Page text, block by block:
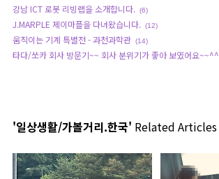
강남 ICT 로봇 리빙랩을 소개합니다. (6)
J.MARPLE 제이마플을 다녀왔습니다. (12)
움직이는 기계 특별전 - 과천과학관 (14)
타다/쏘카 회사 방문기~~ 회사 분위기가 좋아 보였어요~~^^
'일상생활/가볼거리.한국' Related Articles